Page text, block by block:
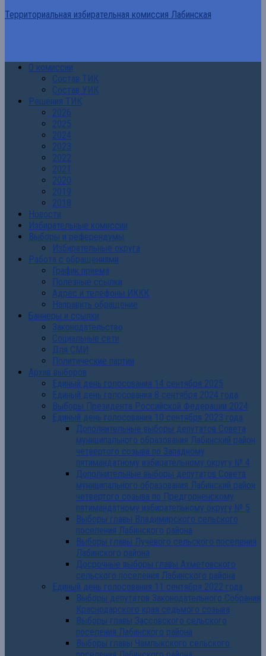
Территориальная избирательная комиссия Лабинская
О комиссии
Состав ТИК
Состав УИК
Решения ТИК
2026
2025
2024
2023
2022
2021
2020
2019
2018
Новости
Избирательные комиссии
Выборы и референдумы
Избирательные округа
Работа с обращениями
График приема
Полезные ссылки
Адрес и телефоны ИККК
Направить обращение
Баннеры и ссылки
Законодательство
Социальные сети
Для СМИ
Политические партии
Архив выборов
Единый день голосования 14 сентября 2025
Единый день голосования 8 сентября 2024 года
Выборы Президента Российской Федерации 2024
Единый день голосования 10 сентября 2023 года
Дополнительные выборы депутатов Совета
муниципального образования Лабинский район
четвертого созыва по Западному
пятимандатному избирательному округу № 4
Дополнительные выборы депутатов Совета
муниципального образования Лабинский район
четвертого созыва по Предгорненскому
пятимандатному избирательному округу № 5
Выборы главы Владимирского сельского
поселения Лабинского района
Выборы главы Лучевого сельского поселения
Лабинского района
Досрочные выборы главы Ахметовского
сельского поселения Лабинского района
Единый день голосования 11 сентября 2022 года
Выборы депутатов Законодательного Собрания
Краснодарского края седьмого созыва
Выборы главы Зассовского сельского
поселения Лабинского района
Выборы главы Чамлыкского сельского